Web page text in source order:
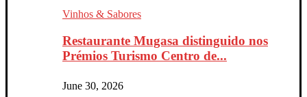
Vinhos & Sabores
Restaurante Mugasa distinguido nos
Prémios Turismo Centro de...
June 30, 2026